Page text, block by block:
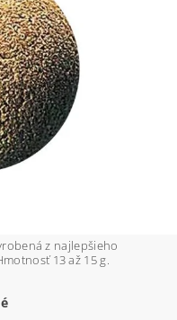
z najlepšieho
13 až 15 g.